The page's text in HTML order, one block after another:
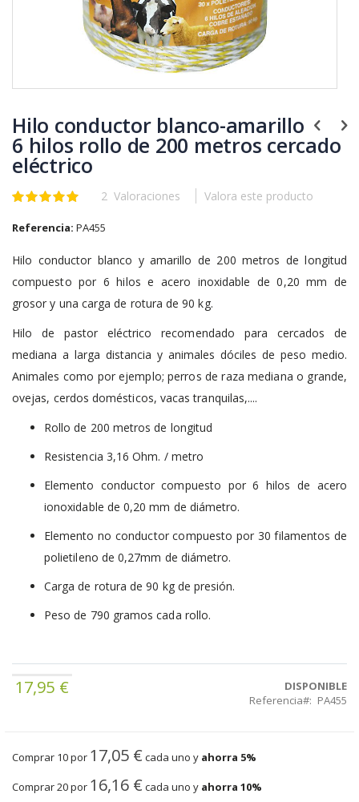
comienzo
de
la
galería
imágenes
Hilo conductor blanco-amarillo
6 hilos rollo de 200 metros cercado
eléctrico
Valoración:
2 Valoraciones Valora este producto
Referencia: PA455
Hilo conductor blanco y amarillo de 200 metros de longitud
compuesto por 6 hilos e acero inoxidable de 0,20 mm de
grosor y una carga de rotura de 90 kg.
Hilo de pastor eléctrico recomendado para cercados de
mediana a larga distancia y animales dóciles de peso medio.
Animales como por ejemplo; perros de raza mediana o grande,
ovejas, cerdos domésticos, vacas tranquilas,....
Rollo de 200 metros de longitud
Resistencia 3,16 Ohm. / metro
Elemento conductor compuesto por 6 hilos de acero
ionoxidable de 0,20 mm de diámetro.
Elemento no conductor compuesto por 30 filamentos de
polietileno de 0,27mm de diámetro.
Carga de rotura de 90 kg de presión.
Peso de 790 gramos cada rollo.
17,95 €
DISPONIBLE
Referencia
PA455
Comprar 10 por 17,05 € cada uno y ahorra 5%
Comprar 20 por 16,16 € cada uno y ahorra 10%